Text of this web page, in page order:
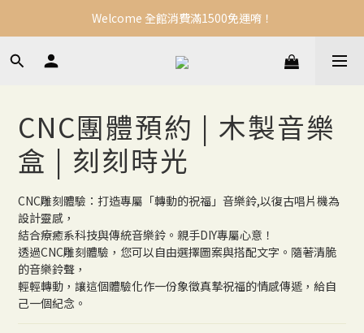
Welcome 全館消費滿1500免運唷！
CNC團體預約 | 木製音樂
盒 | 刻刻時光
CNC雕刻體驗：打造專屬「轉動的祝福」音樂鈴,以復古唱片機為
設計靈感，
結合療癒系科技與傳統音樂鈴。親手DIY專屬心意！
透過CNC雕刻體驗，您可以自由選擇圖案與搭配文字。隨著清脆
的音樂鈴聲，
輕輕轉動，讓這個體驗化作一份象徵真摯祝福的情感傳遞，給自
己一個紀念。